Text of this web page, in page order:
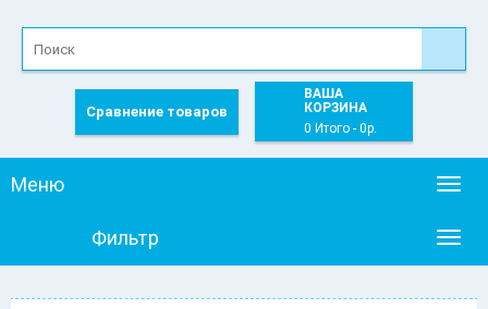
Сравнение товаров
ВАША
КОРЗИНА
0 Итого - 0р.
Меню
Фильтр